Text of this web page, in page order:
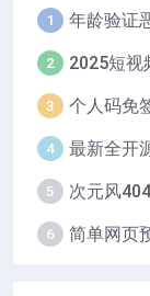
1 年龄验证
2
3
4
5 次元风404
6 简单网页